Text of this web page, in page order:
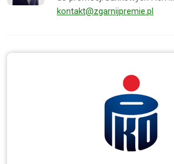
kontakt@zgarnijpremie.pl